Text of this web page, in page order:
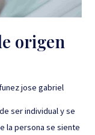
origen
jose gabriel
ser individual y se
la persona se siente